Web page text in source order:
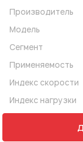
Производитель
Модель
Сегмент
Применяемость
Индекс скорости
Индекс нагрузки